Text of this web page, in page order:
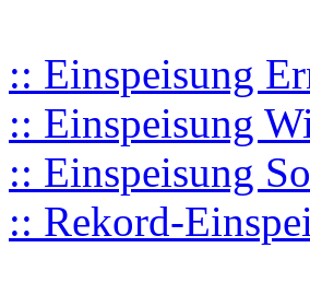
:: Einspeisung
:: Einspeisung
:: Einspeisung
:: Rekord-